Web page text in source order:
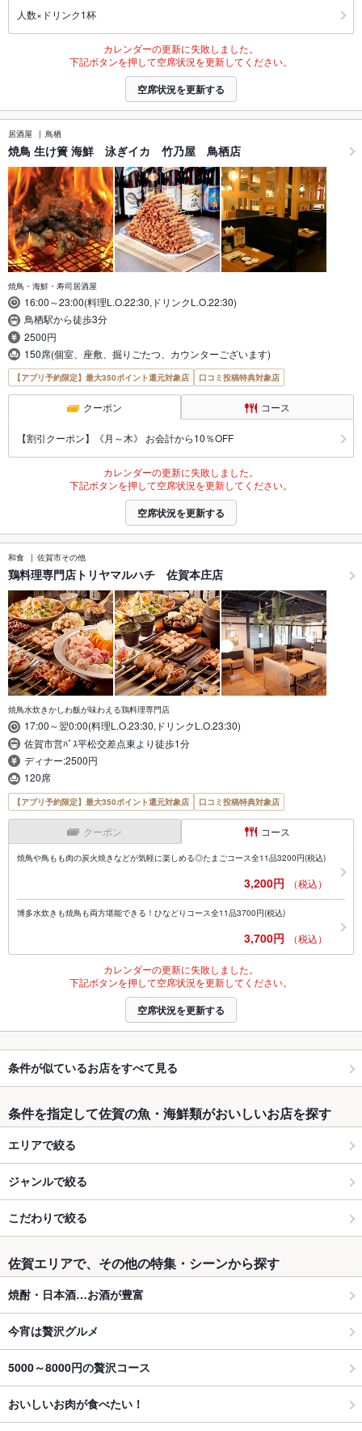
人数×ドリンク1杯
カレンダーの更新に失敗しました。
下記ボタンを押して空席状況を更新してください。
空席状況を更新する
居酒屋 鳥栖
焼鳥 生け簀 海鮮 泳ぎイカ 竹乃屋 鳥栖店
焼鳥・海鮮・寿司居酒屋
16:00～23:00(料理L.O.22:30,ドリンクL.O.22:30)
鳥栖駅から徒歩3分
2500円
150席(個室、座敷、掘りごたつ、カウンターございます)
【アプリ予約限定】最大350ポイント還元対象店 口コミ投稿特典対象店
クーポン コース
【割引クーポン】《月～木》 お会計から10％OFF
カレンダーの更新に失敗しました。
下記ボタンを押して空席状況を更新してください。
空席状況を更新する
和食 佐賀市その他
鶏料理専門店トリヤマルハチ 佐賀本庄店
焼鳥水炊きかしわ飯が味わえる鶏料理専門店
17:00～翌0:00(料理L.O.23:30,ドリンクL.O.23:30)
佐賀市営ﾊﾞｽ平松交差点東より徒歩1分
ディナー:2500円
120席
【アプリ予約限定】最大350ポイント還元対象店 口コミ投稿特典対象店
クーポン コース
焼鳥や鳥もも肉の炭火焼きなどが気軽に楽しめる◎たまごコース全11品3200円(税込)
3,200円 （税込）
博多水炊きも焼鳥も両方堪能できる！ひなどりコース全11品3700円(税込)
3,700円 （税込）
カレンダーの更新に失敗しました。
下記ボタンを押して空席状況を更新してください。
空席状況を更新する
条件が似ているお店をすべて見る
条件を指定して佐賀の魚・海鮮類がおいしいお店を探す
エリアで絞る
ジャンルで絞る
こだわりで絞る
佐賀エリアで、その他の特集・シーンから探す
焼酎・日本酒…お酒が豊富
今宵は贅沢グルメ
5000～8000円の贅沢コース
おいしいお肉が食べたい！